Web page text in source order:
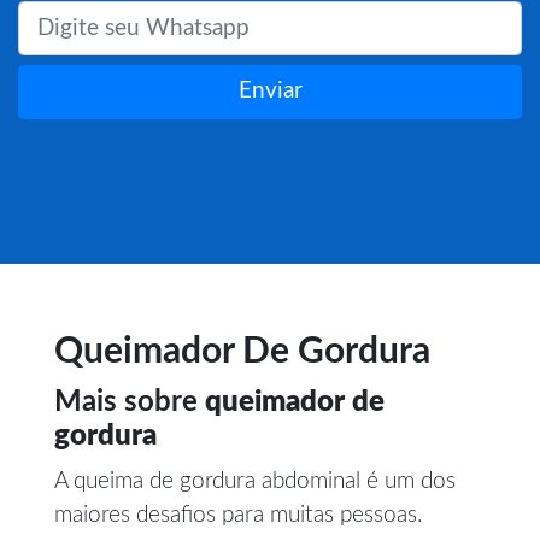
Enviar
Queimador De Gordura
Mais sobre queimador de
gordura
A queima de gordura abdominal é um dos
maiores desafios para muitas pessoas.